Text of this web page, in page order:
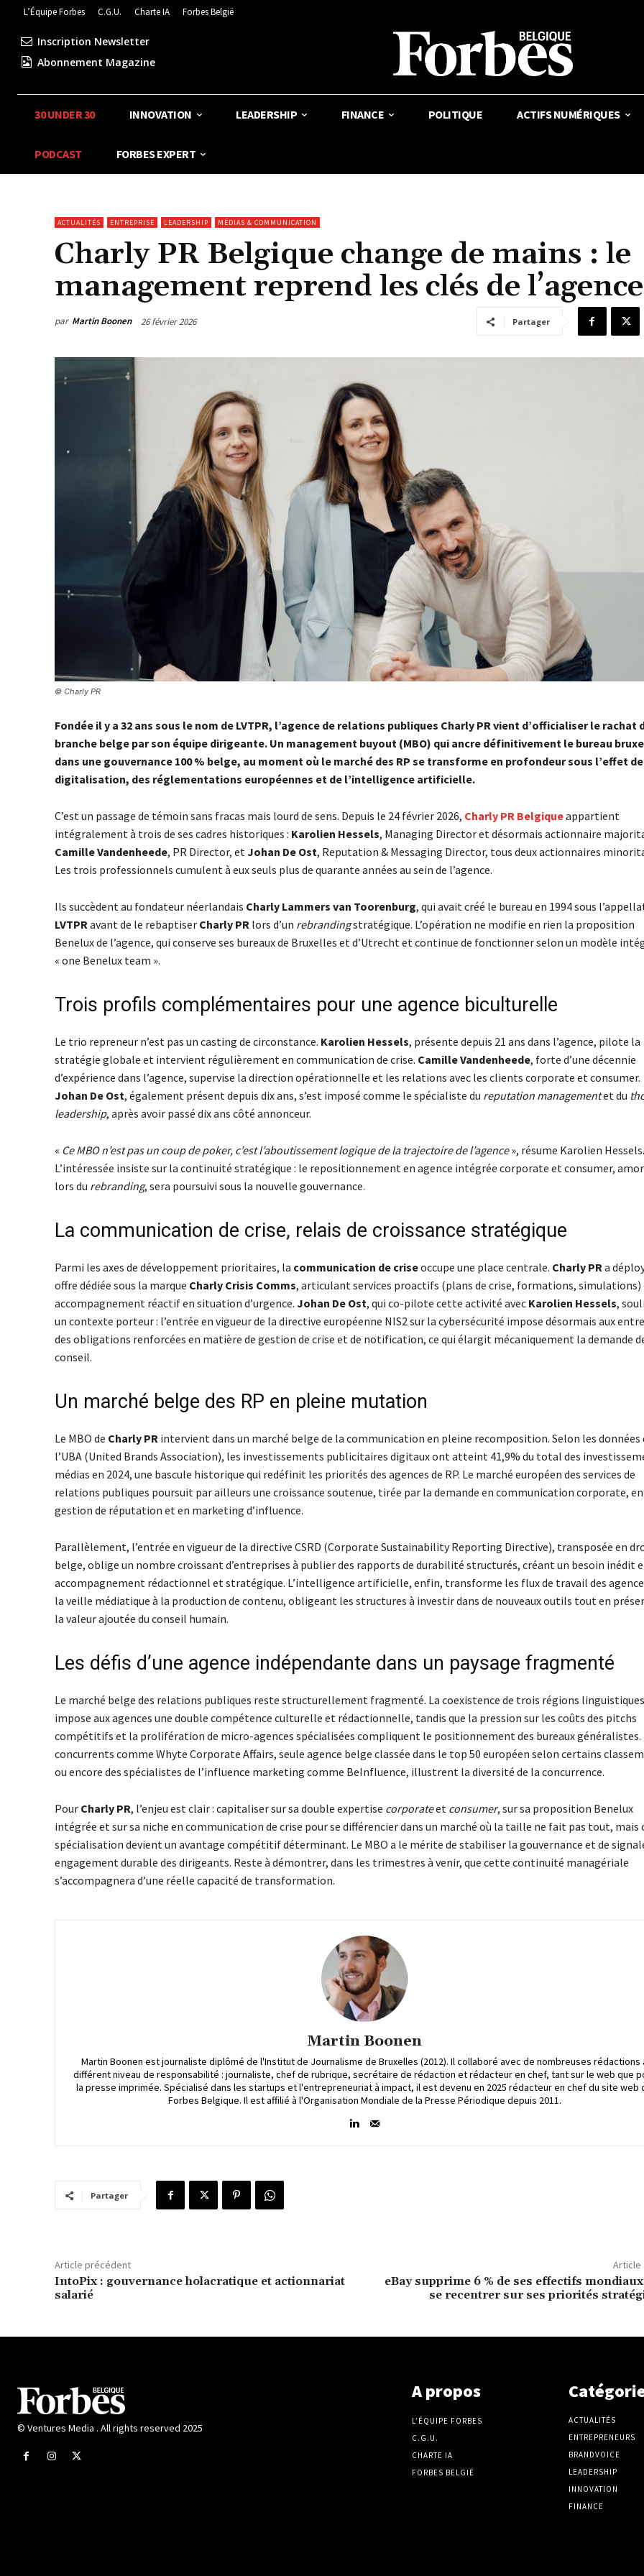
L’Équipe Forbes C.G.U. Charte IA Forbes België
Inscription Newsletter
Abonnement Magazine
30 UNDER 30 INNOVATION LEADERSHIP FINANCE POLITIQUE ACTIFS NUMÉRIQUES
PODCAST FORBES EXPERT
ACTUALITÉS ENTREPRISE LEADERSHIP MÉDIAS & COMMUNICATION
Charly PR Belgique change de mains : le
management reprend les clés de l’agence
par Martin Boonen 26 février 2026 Partager
© Charly PR
Fondée il y a 32 ans sous le nom de LVTPR, l’agence de relations publiques Charly PR vient d’officialiser le rachat
branche belge par son équipe dirigeante. Un management buyout (MBO) qui ancre définitivement le bureau
dans une gouvernance 100 % belge, au moment où le marché des RP se transforme en profondeur sous l’effet
digitalisation, des réglementations européennes et de l’intelligence artificielle.
C’est un passage de témoin sans fracas mais lourd de sens. Depuis le 24 février 2026, Charly PR Belgiqueappartient
intégralement à trois de ses cadres historiques : Karolien Hessels, Managing Director et désormais actionnaire
Camille Vandenheede, PR Director, etJohan De Ost, Reputation & Messaging Director, tous deux actionnaires
Les trois professionnels cumulent à eux seuls plus de quarante années au sein de l’agence.
Ils succèdent au fondateur néerlandais Charly Lammers van Toorenburg, qui avait créé le bureau en 1994 sous
LVTPRavant de le rebaptiser Charly PR lors d’un rebrandingstratégique. L’opération ne modifie en rien la proposition
Benelux de l’agence, qui conserve ses bureaux de Bruxelles et d’Utrecht et continue de fonctionner selon un modèle
« one Benelux team ».
Trois profils complémentaires pour une agence biculturelle
Le trio repreneur n’est pas un casting de circonstance. Karolien Hessels, présente depuis 21 ans dans l’agence, pilote la
stratégie globale et intervient régulièrement en communication de crise. Camille Vandenheede, forte d’une décennie
d’expérience dans l’agence, supervise la direction opérationnelle et les relations avec les clients corporate et consumer.
Johan De Ost, également présent depuis dix ans, s’est imposé comme le spécialiste du reputation managementet du
leadership, après avoir passé dix ans côté annonceur.
« Ce MBO n’est pas un coup de poker, c’est l’aboutissement logique de la trajectoire de l’agence», résume Karolien Hessels.
L’intéressée insiste sur la continuité stratégique : le repositionnement en agence intégrée corporate et consumer,
lors du rebranding, sera poursuivi sous la nouvelle gouvernance.
La communication de crise, relais de croissance stratégique
Parmi les axes de développement prioritaires, la communication de criseoccupe une place centrale. Charly PRa
offre dédiée sous la marque Charly Crisis Comms, articulant services proactifs (plans de crise, formations, simulations)
accompagnement réactif en situation d’urgence. Johan De Ost, qui co-pilote cette activité avec Karolien Hessels,
un contexte porteur : l’entrée en vigueur de la directive européenne NIS2 sur la cybersécurité impose désormais aux
des obligations renforcées en matière de gestion de crise et de notification, ce qui élargit mécaniquement la demande
conseil.
Un marché belge des RP en pleine mutation
Le MBO de Charly PR intervient dans un marché belge de la communication en pleine recomposition. Selon les données
l’UBA (United Brands Association), les investissements publicitaires digitaux ont atteint 41,9% du total des
médias en 2024, une bascule historique qui redéfinit les priorités des agences de RP. Le marché européen des services de
relations publiques poursuit par ailleurs une croissance soutenue, tirée par la demande en communication corporate, en
gestion de réputation et en marketing d’influence.
Parallèlement, l’entrée en vigueur de la directive CSRD (Corporate Sustainability Reporting Directive), transposée en
belge, oblige un nombre croissant d’entreprises à publier des rapports de durabilité structurés, créant un besoin inédit
accompagnement rédactionnel et stratégique. L’intelligence artificielle, enfin, transforme les flux de travail des
la veille médiatique à la production de contenu, obligeant les structures à investir dans de nouveaux outils tout en
la valeur ajoutée du conseil humain.
Les défis d’une agence indépendante dans un paysage fragmenté
Le marché belge des relations publiques reste structurellement fragmenté. La coexistence de trois régions linguistiques
impose aux agences une double compétence culturelle et rédactionnelle, tandis que la pression sur les coûts des pitchs
compétitifs et la prolifération de micro-agences spécialisées compliquent le positionnement des bureaux généralistes.
concurrents comme Whyte Corporate Affairs, seule agence belge classée dans le top 50 européen selon certains
ou encore des spécialistes de l’influence marketing comme BeInfluence, illustrent la diversité de la concurrence.
Pour Charly PR, l’enjeu est clair : capitaliser sur sa double expertise corporateet consumer, sur sa proposition Benelux
intégrée et sur sa niche en communication de crise pour se différencier dans un marché où la taille ne fait pas tout, mais
spécialisation devient un avantage compétitif déterminant. Le MBO a le mérite de stabiliser la gouvernance et de
engagement durable des dirigeants. Reste à démontrer, dans les trimestres à venir, que cette continuité managériale
s’accompagnera d’une réelle capacité de transformation.
Martin Boonen
Martin Boonen est journaliste diplômé de l'Institut de Journalisme de Bruxelles (2012). Il collaboré avec de nombreuses rédactions
différent niveau de responsabilité : journaliste, chef de rubrique, secrétaire de rédaction et rédacteur en chef, tant sur le web que
la presse imprimée. Spécialisé dans les startups et l'entrepreneuriat à impact, il est devenu en 2025 rédacteur en chef du site web
Forbes Belgique. Il est affilié à l'Organisation Mondiale de la Presse Périodique depuis 2011.
Partager
Article précédent
IntoPix : gouvernance holacratique et actionnariat
salarié
Article
eBay supprime 6 % de ses effectifs
se recentrer sur ses priorités
© Ventures Media . All rights reserved 2025
A propos
L’ÉQUIPE FORBES
C.G.U.
CHARTE IA
FORBES BELGIË
ACTUALITÉS
ENTREPRENEURS
BRANDVOICE
LEADERSHIP
INNOVATION
FINANCE